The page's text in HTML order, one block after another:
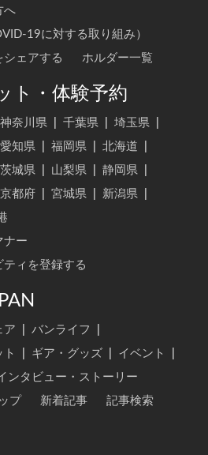
へ
19に対する取り組み）
シェアする
ホルダー一覧
ト・体験予約
神奈川県 千葉県 埼玉県
愛知県 福岡県 北海道
茨城県 山梨県 静岡県
京都府 宮城県 新潟県
ナー
ィを登録する
ア バンライフ
ギア・グッズ イベント
ンタビュー・ストーリー
プ
新着記事
記事検索